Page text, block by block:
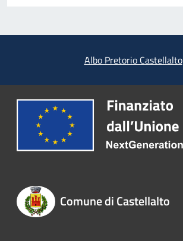
Albo Pretorio Castellalto
Comune di Castellalto